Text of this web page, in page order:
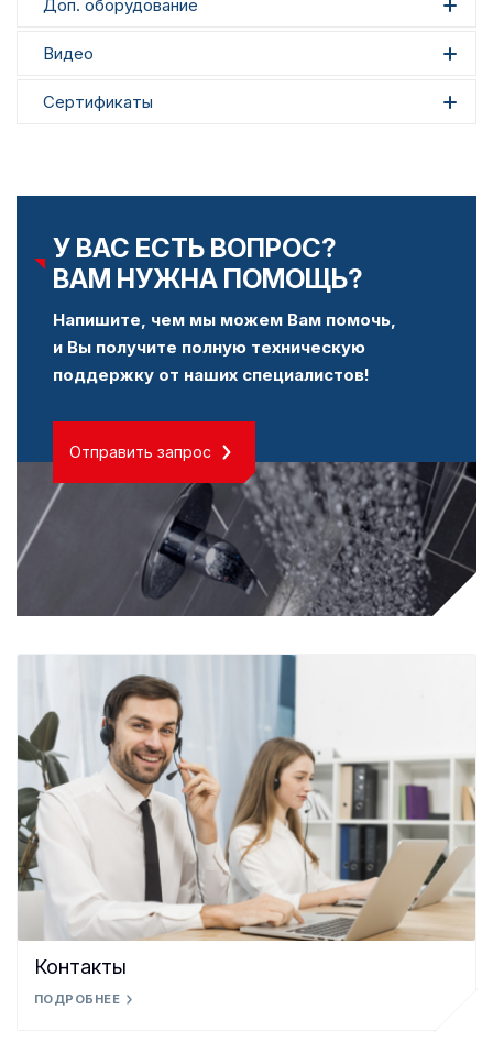
Доп. оборудование
Видео
Сертификаты
У ВАС ЕСТЬ ВОПРОС?
ВАМ НУЖНА ПОМОЩЬ?
Напишите, чем мы можем Вам помочь,
и Вы получите полную техническую
поддержку от наших специалистов!
Отправить запрос
Контакты
ПОДРОБНЕЕ